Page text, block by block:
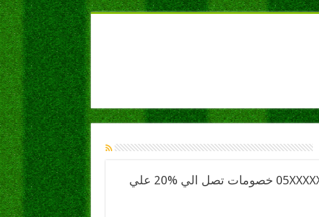
شركة تنسيق حدائق بالامارات 05XXXXXXXX خصومات تصل الي 20‎%‎ علي